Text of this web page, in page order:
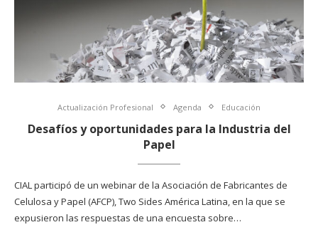
Actualización Profesional Agenda Educación
Desafíos y oportunidades para la Industria del
Papel
CIAL participó de un webinar de la Asociación de Fabricantes de
Celulosa y Papel (AFCP), Two Sides América Latina, en la que se
expusieron las respuestas de una encuesta sobre…